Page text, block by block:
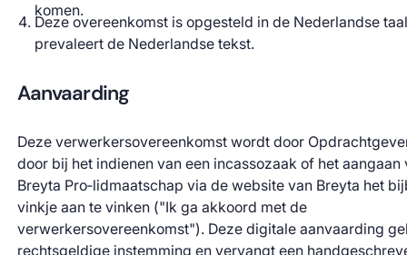
komen.
Deze overeenkomst is opgesteld in de Nederlandse
prevaleert de Nederlandse tekst.
Aanvaarding
Deze verwerkersovereenkomst wordt door
door bij het indienen van een incassozaak of het aangaan
Breyta Pro‑lidmaatschap via de website van Breyta het
vinkje aan te vinken ("Ik ga akkoord met de
verwerkersovereenkomst"). Deze digitale aanvaarding
rechtsgeldige instemming en vervangt een